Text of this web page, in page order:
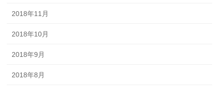
2018年11月
2018年10月
2018年9月
2018年8月